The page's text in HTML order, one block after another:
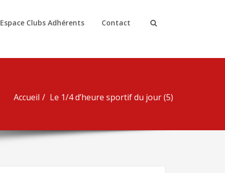
Espace Clubs Adhérents Contact
Accueil Le 1/4 d’heure sportif du jour (5)